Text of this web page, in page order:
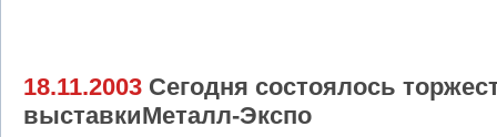
18.11.2003 Сегодня состоялось
выставкиМеталл-Экспо